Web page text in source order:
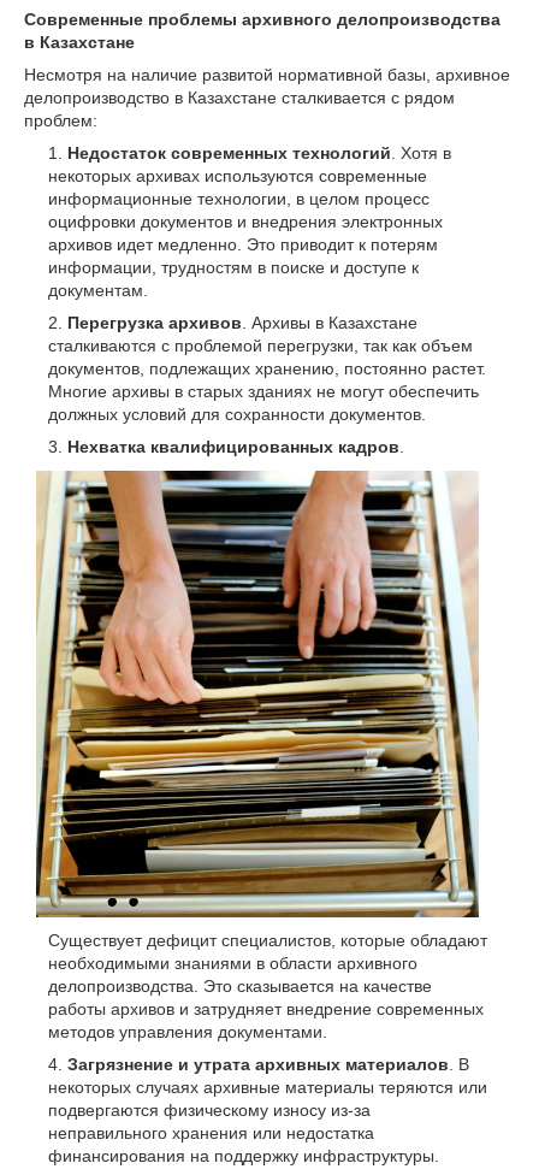
Современные проблемы архивного делопроизводства
в Казахстане
Несмотря на наличие развитой нормативной базы, архивное
делопроизводство в Казахстане сталкивается с рядом
проблем:
Недостаток современных технологий . Хотя в
некоторых архивах используются современные
информационные технологии, в целом процесс
оцифровки документов и внедрения электронных
архивов идет медленно. Это приводит к потерям
информации, трудностям в поиске и доступе к
документам.
Перегрузка архивов . Архивы в Казахстане
сталкиваются с проблемой перегрузки, так как объем
документов, подлежащих хранению, постоянно растет.
Многие архивы в старых зданиях не могут обеспечить
должных условий для сохранности документов.
Нехватка квалифицированных кадров
Существует дефицит специалистов, которые обладают
необходимыми знаниями в области архивного
делопроизводства. Это сказывается на качестве
работы архивов и затрудняет внедрение современных
методов управления документами.
Загрязнение и утрата архивных материалов . В
некоторых случаях архивные материалы теряются или
подвергаются физическому износу из-за
неправильного хранения или недостатка
финансирования на поддержку инфраструктуры.